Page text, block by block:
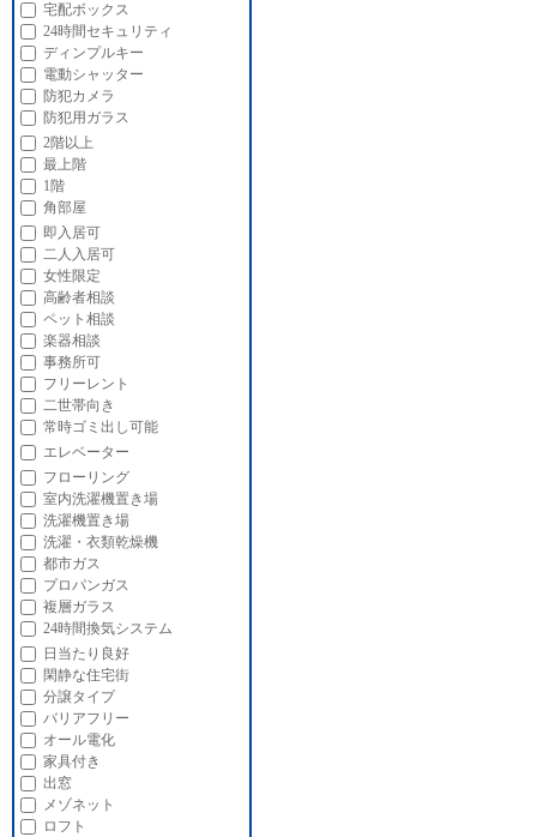
宅配ボックス
24時間セキュリティ
ディンプルキー
電動シャッター
防犯カメラ
防犯用ガラス
2階以上
最上階
1階
角部屋
即入居可
二人入居可
女性限定
高齢者相談
ペット相談
楽器相談
事務所可
フリーレント
二世帯向き
常時ゴミ出し可能
エレベーター
フローリング
室内洗濯機置き場
洗濯機置き場
洗濯・衣類乾燥機
都市ガス
プロパンガス
複層ガラス
24時間換気システム
日当たり良好
閑静な住宅街
分譲タイプ
バリアフリー
オール電化
家具付き
出窓
メゾネット
ロフト